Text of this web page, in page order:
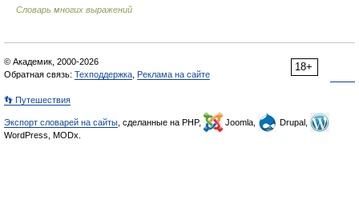
Словарь многих выражений
18+
© Академик, 2000-2026
Обратная связь: Техподдержка Реклама на сайте
👣 Путешествия
Экспорт словарей на сайты , сделанные на PHP, Joomla,
Drupal,
WordPress, MODx.